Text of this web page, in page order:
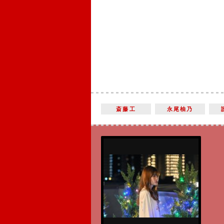
斎藤工 永尾柚乃